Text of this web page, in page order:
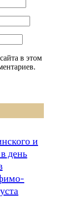
в этом
и
день